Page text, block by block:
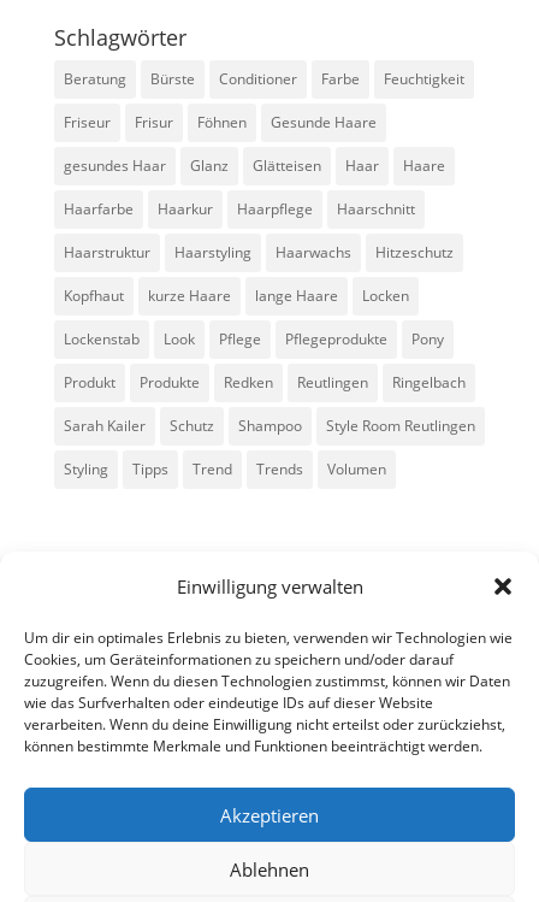
Einwilligung verwalten
Um dir ein optimales Erlebnis zu bieten, verwenden wir Technologien wie
Cookies, um Geräteinformationen zu speichern und/oder darauf
zuzugreifen. Wenn du diesen Technologien zustimmst, können wir Daten
wie das Surfverhalten oder eindeutige IDs auf dieser Website
verarbeiten. Wenn du deine Einwilligung nicht erteilst oder zurückziehst,
können bestimmte Merkmale und Funktionen beeinträchtigt werden.
Akzeptieren
Ablehnen
Schlagwörter
Beratung Bürste Conditioner Farbe Feuchtigkeit
Friseur Frisur Föhnen Gesunde Haare
gesundes Haar Glanz Glätteisen Haar Haare
Haarfarbe Haarkur Haarpflege Haarschnitt
Haarstruktur Haarstyling Haarwachs Hitzeschutz
Kopfhaut kurze Haare lange Haare Locken
Lockenstab Look Pflege Pflegeprodukte Pony
Produkt Produkte Redken Reutlingen Ringelbach
Sarah Kailer Schutz Shampoo Style Room Reutlingen
Styling Tipps Trend Trends Volumen
Alle Rechte vorbehalten - Sarah Kailer